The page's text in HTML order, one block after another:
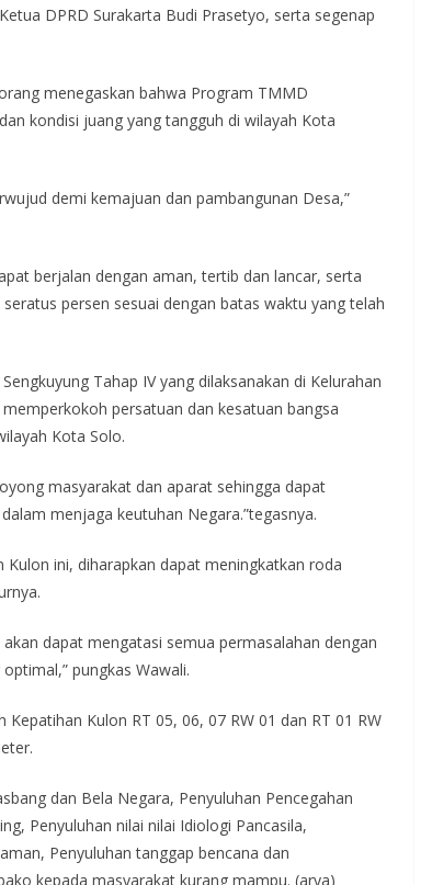
DPRD Surakarta Budi Prasetyo, serta segenap
menegaskan bahwa Program TMMD
kondisi juang yang tangguh di wilayah Kota
demi kemajuan dan pambangunan Desa,”
berjalan dengan aman, tertib dan lancar, serta
persen sesuai dengan batas waktu yang telah
Tahap IV yang dilaksanakan di Kelurahan
persatuan dan kesatuan bangsa
Kota Solo.
masyarakat dan aparat sehingga dapat
menjaga keutuhan Negara.”tegasnya.
ini, diharapkan dapat meningkatkan roda
dapat mengatasi semua permasalahan dengan
pungkas Wawali.
Kulon RT 05, 06, 07 RW 01 dan RT 01 RW
dan Bela Negara, Penyuluhan Pencegahan
Penyuluhan nilai nilai Idiologi Pancasila,
Penyuluhan tanggap bencana dan
kepada masyarakat kurang mampu. (arya)